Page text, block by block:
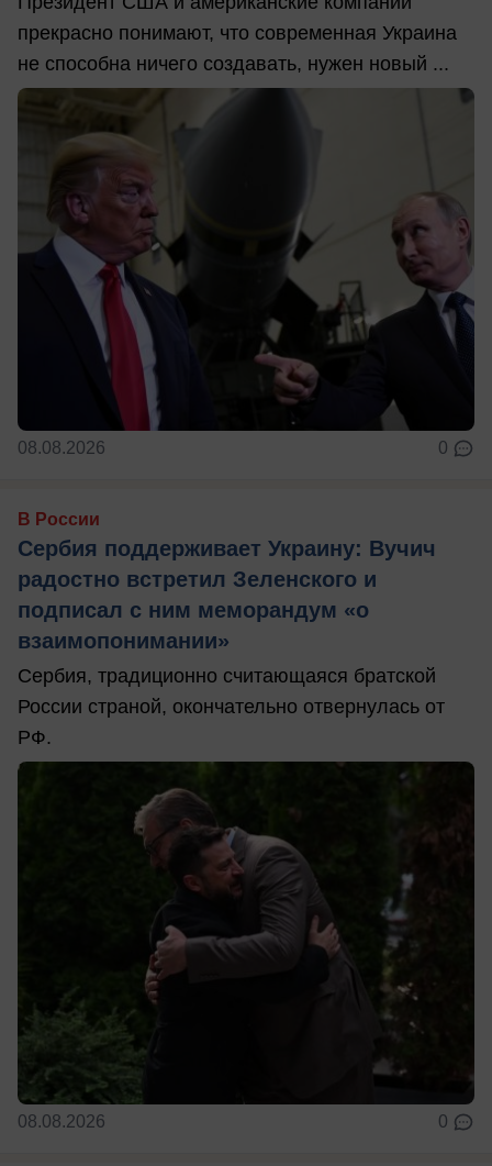
прекрасно понимают, что современная Украина
не способна ничего создавать, нужен новый ...
08.08.2026 0
В России
Сербия поддерживает Украину: Вучич
радостно встретил Зеленского и
подписал с ним меморандум «о
взаимопонимании»
Сербия, традиционно считающаяся братской
России страной, окончательно отвернулась от
РФ.
08.08.2026 0